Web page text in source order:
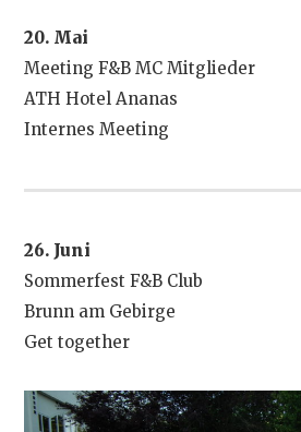
20. Mai
Meeting F&B MC Mitglieder
ATH Hotel Ananas
Internes Meeting
26. Juni
Sommerfest F&B Club
Brunn am Gebirge
Get together